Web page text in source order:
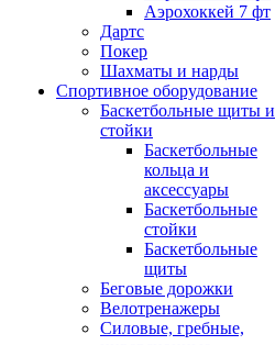
Аэрохоккей 7 фт
Дартс
Покер
Шахматы и нарды
Спортивное оборудование
Баскетбольные щиты и
стойки
Баскетбольные
кольца и
аксессуары
Баскетбольные
стойки
Баскетбольные
щиты
Беговые дорожки
Велотренажеры
Силовые, гребные,